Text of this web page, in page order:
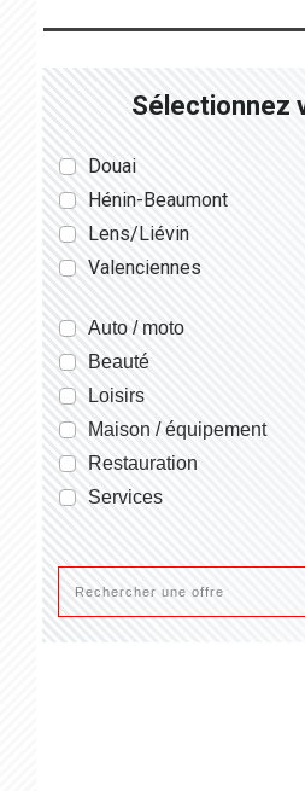
Sélectionnez
Douai
Hénin-Beaumont
Lens/Liévin
Valenciennes
Auto / moto
Beauté
Loisirs
Maison / équipement
Restauration
Services